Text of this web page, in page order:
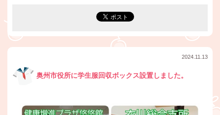
2024.11.13
奥州市役所に学生服回収ボックス設置しました。